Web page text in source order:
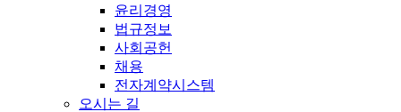
윤리경영
법규정보
사회공헌
채용
전자계약시스템
오시는 길